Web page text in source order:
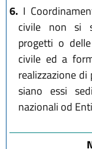
6. I
civile non si
progetti o
civile ed a
realizzazione
siano essi
nazionali od